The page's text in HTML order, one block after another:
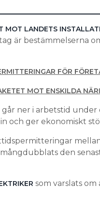
MOT LANDETS
är bestämmelserna
FÖR
MOT ENSKILDA
ner i arbetstid
och ger ekonomiskt
den
som varslats om